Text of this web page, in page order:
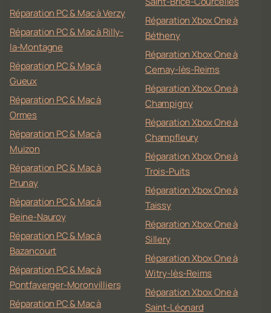
Réparation PC & Mac à Verzy
Réparation PC & Mac à Rilly-
la-Montagne
Réparation PC & Mac à
Gueux
Réparation PC & Mac à
Ormes
Réparation PC & Mac à
Muizon
Réparation PC & Mac à
Prunay
Réparation PC & Mac à
Beine-Nauroy
Réparation PC & Mac à
Bazancourt
Réparation PC & Mac à
Pontfaverger-Moronvilliers
Réparation PC & Mac à
Réparation Xbox One à
Bétheny
Réparation Xbox One à
Cernay-lès-Reims
Réparation Xbox One à
Champigny
Réparation Xbox One à
Champfleury
Réparation Xbox One à
Trois-Puits
Réparation Xbox One à
Taissy
Réparation Xbox One à
Sillery
Réparation Xbox One à
Witry-lès-Reims
Réparation Xbox One à
Saint-Léonard